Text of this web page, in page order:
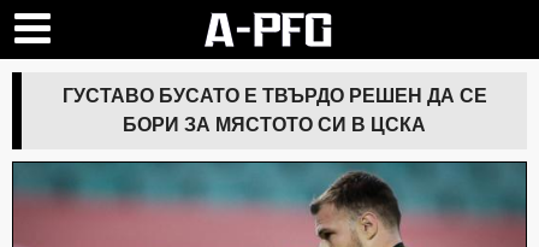
ГУСТАВО БУСАТО Е ТВЪРДО РЕШЕН ДА СЕ
БОРИ ЗА МЯСТОТО СИ В ЦСКА